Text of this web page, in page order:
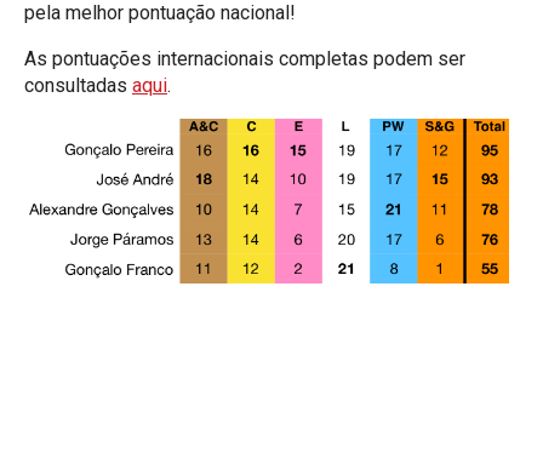
pela melhor pontuação nacional!
As pontuações internacionais completas podem ser
consultadas aqui.